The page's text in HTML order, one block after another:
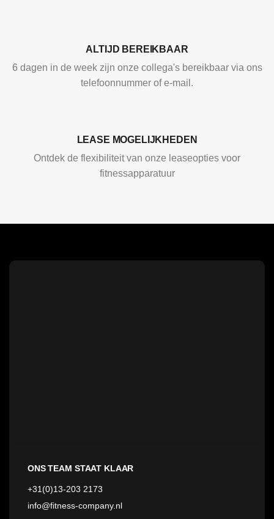
ALTIJD BEREIKBAAR
6 dagen in de week zijn onze collega's bereikbaar via ons
telefoonnummer of e-mail.
LEASE MOGELIJKHEDEN
Ontdek de flexibiliteit van onze leaseopties voor
fitnessapparatuur
ONS TEAM STAAT KLAAR
+31(0)13-203 2173
info@fitness-company.nl